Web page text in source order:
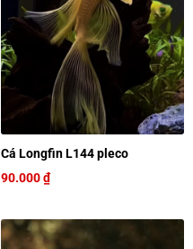
Cá Longfin L144 pleco
90.000₫